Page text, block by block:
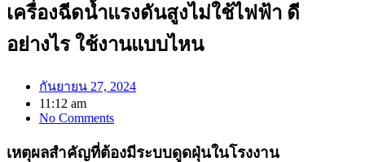
เครื่องฉีดน้ำแรงดันสูงไม่ใช้ไฟฟ้า ดี
อย่างไร ใช้งานแบบไหน
กันยายน 27, 2024
11:12 am
No Comments
เหตุผลสำคัญที่ต้องมีระบบดูดฝุ่นในโรงงาน